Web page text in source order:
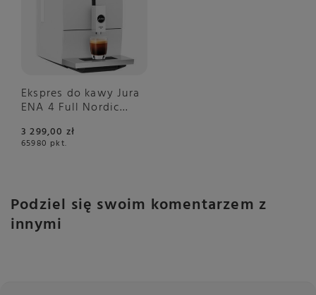
Ekspres do kawy Jura
ENA 4 Full Nordic
NIEDOSTĘPNY
3 299,00 zł
65980 pkt.
Podziel się swoim komentarzem z
innymi